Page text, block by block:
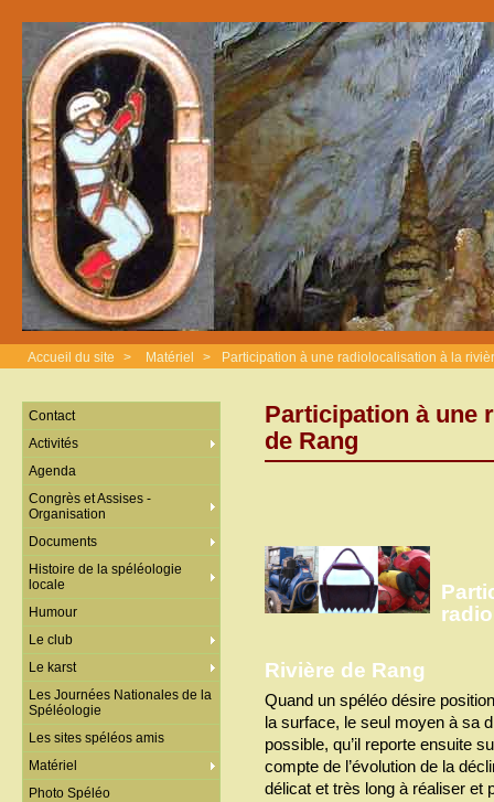
Accueil du site > Matériel > Participation à une radiolocalisation à la
Participation à une
de Rang
Rivière de Rang
Quand un spéléo désire
la surface, le seul moyen à sa
possible, qu’il reporte ensuite
compte de l’évolution de la
délicat et très long à réaliser et
Contact
Activités
Agenda
Congrès et Assises -
Organisation
Documents
Histoire de la spéléologie
locale
Humour
Le club
Le karst
Les Journées Nationales de la
Spéléologie
Les sites spéléos amis
Matériel
Photo Spéléo